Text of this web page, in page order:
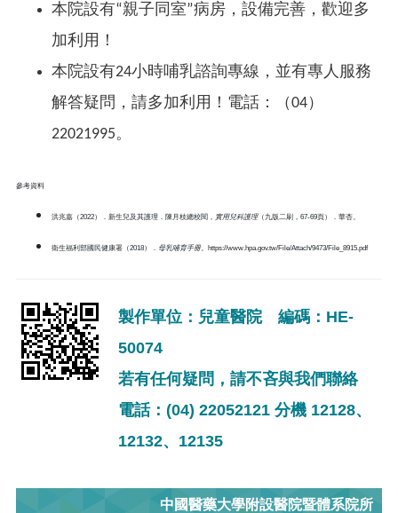
本院設有“親子同室”病房，設備完善，歡迎多
加利用！
本院設有24小時哺乳諮詢專線，並有專人服務
解答疑問，請多加利用！電話：（04）
22021995。
參考資料
洪兆嘉（2022）．新生兒及其護理．陳月枝總校閱， 實用兒科護理（九版二刷，67-69頁）．華杏。
衛生福利部國民健康署（2018）． 母乳哺育手冊。https://www.hpa.gov.tw/File/Attach/9473/File_8915.pdf
製作單位：兒童醫院 編碼：HE-
50074
若有任何疑問，請不吝與我們聯絡
電話：(04) 22052121 分機 12128、
12132、12135
中國醫藥大學附設醫院暨體系院所